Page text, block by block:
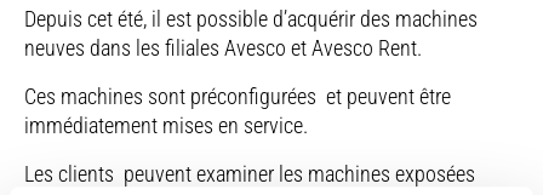
Depuis cet été, il est possible d’acquérir des machines
neuves dans les filiales Avesco et Avesco Rent.
Ces machines sont préconfigurées et peuvent être
immédiatement mises en service.
Les clients peuvent examiner les machines exposées